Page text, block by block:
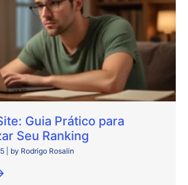
Guia Prático para
Seu Ranking
by Rodrigo Rosalin